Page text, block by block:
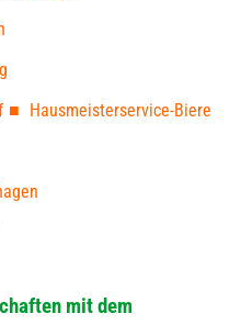
Hausmeisterservice-Biere
mit dem